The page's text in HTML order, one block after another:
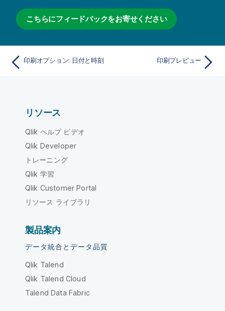
こちらにフィードバックをお寄せください
印刷オプション: 日付と時刻 印刷プレビュー
リソース
Qlik ヘルプ ビデオ
Qlik Developer
トレーニング
Qlik 学習
Qlik Customer Portal
リソース ライブラリ
製品案内
データ統合とデータ品質
Qlik Talend
Qlik Talend Cloud
Talend Data Fabric